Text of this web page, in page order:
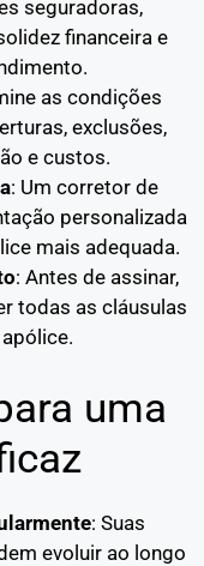
seguradoras,
financeira e
as condições
exclusões,
e custos.
: Um corretor de
personalizada
mais adequada.
: Antes de assinar,
todas as cláusulas
uma
: Suas
evoluir ao longo